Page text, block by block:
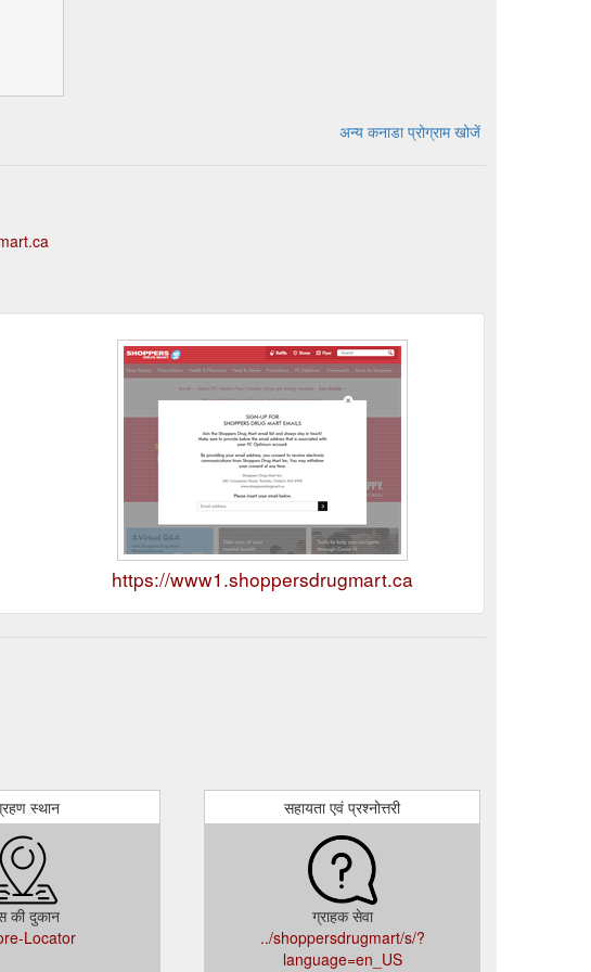
अन्य कनाडा प्रोग्राम खोजें
https://www1.shoppersdrugmart.ca
स्थान
की दुकान
Locator
सहायता एवं प्रश्नोत्तरी
ग्राहक सेवा
../shoppersdrugmart/s/?
language=en_US